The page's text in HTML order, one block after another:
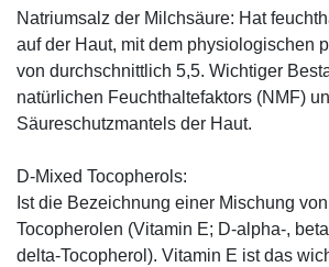
Natriumsalz der Milchsäure: Hat
auf der Haut, mit dem physiologischen
von durchschnittlich 5,5. Wichtiger
natürlichen Feuchthaltefaktors (NMF)
Säureschutzmantels der Haut.
D-Mixed Tocopherols:
Ist die Bezeichnung einer Mischung
Tocopherolen (Vitamin E; D-alpha-,
delta-Tocopherol). Vitamin E ist das